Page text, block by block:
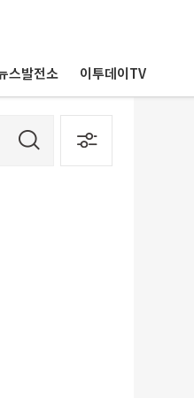
스발전소 이투데이TV